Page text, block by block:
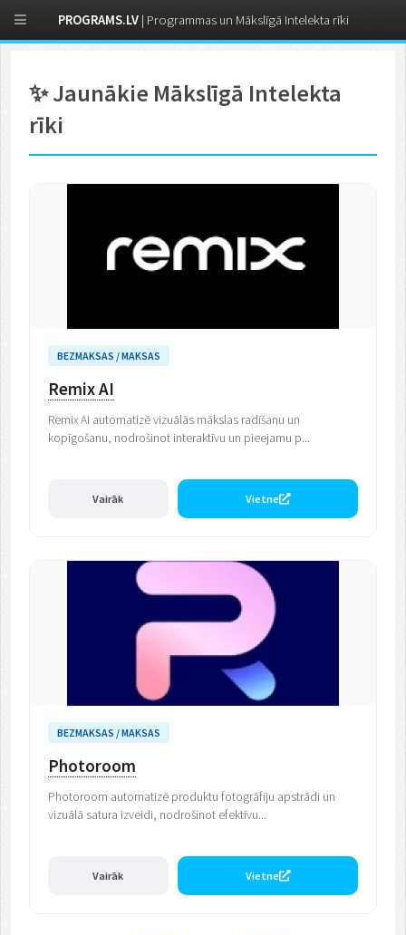
✨ Jaunākie Mākslīgā Intelekta
rīki
BEZMAKSAS / MAKSAS
Remix AI
Remix AI automatizē vizuālās mākslas radīšanu un
kopīgošanu, nodrošinot interaktīvu un pieejamu p...
Vairāk Vietne
BEZMAKSAS / MAKSAS
Photoroom
Photoroom automatizē produktu fotogrāfiju apstrādi un
vizuālā satura izveidi, nodrošinot efektīvu...
Vairāk Vietne
PROGRAMS.LV | Programmas un Mākslīgā Intelekta rīki